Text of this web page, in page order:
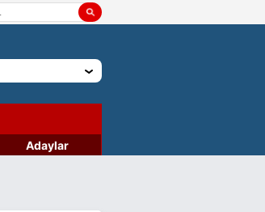
Adaylar